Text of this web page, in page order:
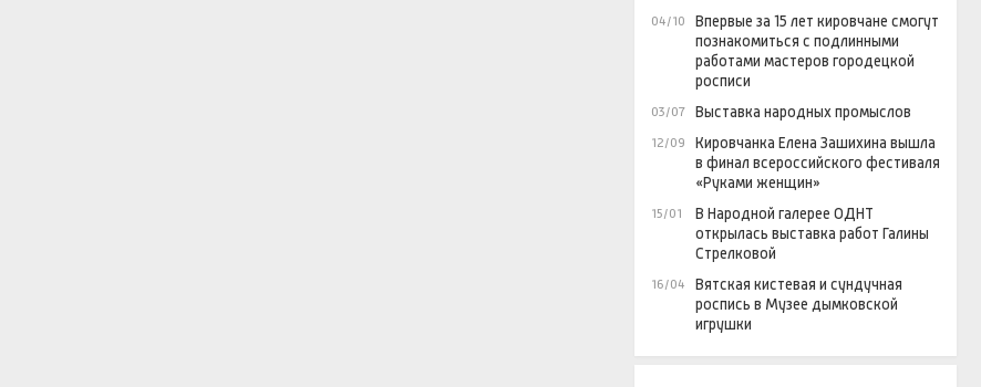
04/10
Впервые за 15 лет кировчане смогут
познакомиться с подлинными
работами мастеров городецкой
росписи
03/07 Выставка народных промыслов
12/09
Кировчанка Елена Зашихина вышла
в финал всероссийского фестиваля
«Руками женщин»
15/01
В Народной галерее ОДНТ
открылась выставка работ Галины
Стрелковой
16/04
Вятская кистевая и сундучная
роспись в Музее дымковской
игрушки